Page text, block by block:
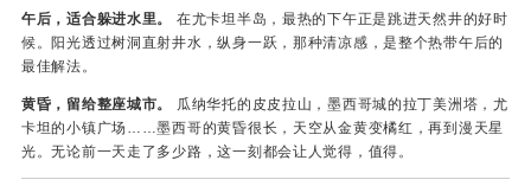
午后，适合躲进水里。
在尤卡坦半岛，最热的下午正是跳进天然井的好时
候。阳光透过树洞直射井水，纵身一跃，那种清凉感，是整个热带午后的
最佳解法。
黄昏，留给整座城市。
瓜纳华托的皮皮拉山，墨西哥城的拉丁美洲塔，尤
卡坦的小镇广场……墨西哥的黄昏很长，天空从金黄变橘红，再到漫天星
光。无论前一天走了多少路，这一刻都会让人觉得，值得。